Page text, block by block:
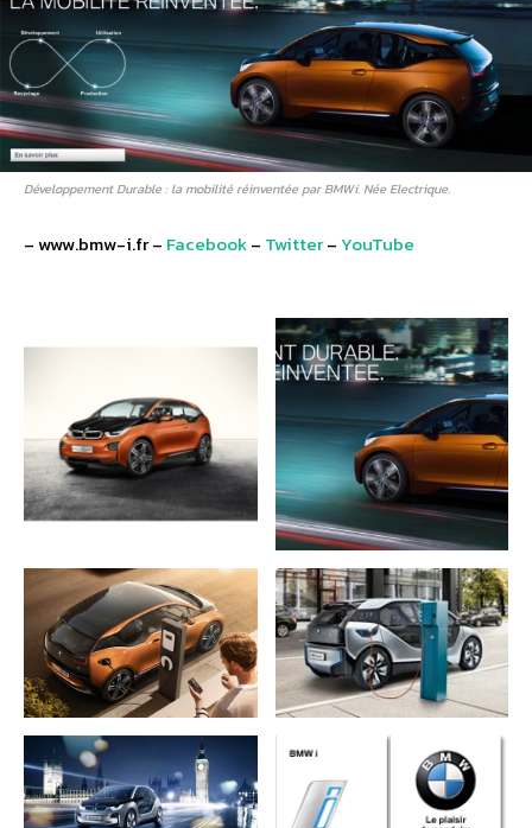
Développement Durable : la mobilité réinventée par BMWi. Née Electrique.
– www.bmw-i.fr – Facebook– Twitter–YouTube